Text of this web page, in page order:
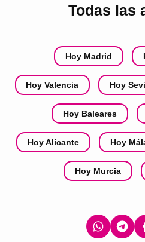
Todas las
Hoy Madrid
Hoy Valencia Hoy
Hoy Baleares
Hoy Alicante Hoy
Hoy Murcia